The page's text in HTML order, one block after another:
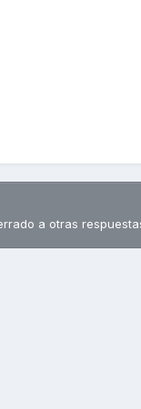
a otras